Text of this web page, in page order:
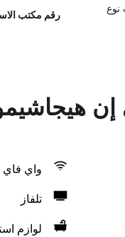
رقم مكتب
إن
واي فاي
تلفاز
لوازم